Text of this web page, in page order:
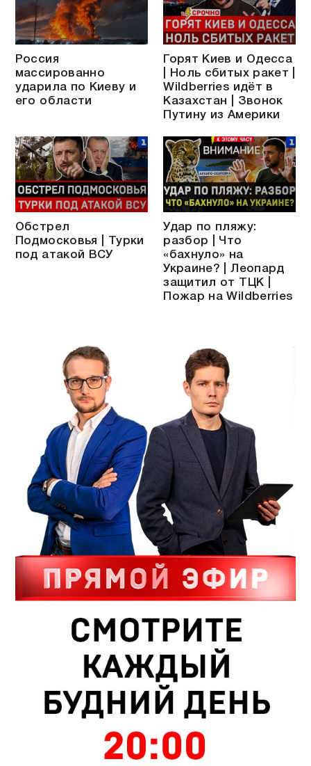
Россия
массированно
ударила по Киеву и
его области
Горят Киев и Одесса
| Ноль сбитых ракет |
Wildberries идёт в
Казахстан | Звонок
Путину из Америки
Обстрел
Подмосковья | Турки
под атакой ВСУ
Удар по пляжу:
разбор | Что
«бахнуло» на
Украине? | Леопард
защитил от ТЦК |
Пожар на Wildberries